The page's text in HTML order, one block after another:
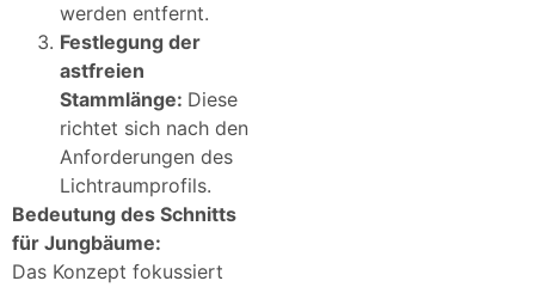
werden entfernt.
Festlegung der
astfreien
Stammlänge: Diese
richtet sich nach den
Anforderungen des
Lichtraumprofils.
Bedeutung des Schnitts
für Jungbäume:
Das Konzept fokussiert